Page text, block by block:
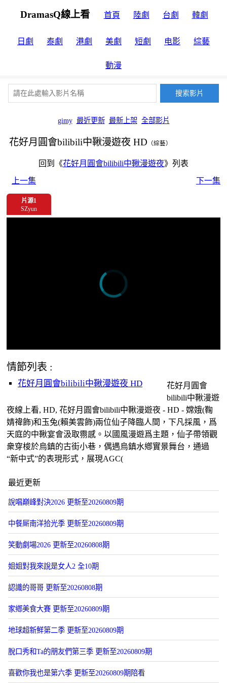
DramasQ線上看 首頁 陸劇 台劇 韓劇
日劇 泰劇 港劇 美劇 短劇 电影 綜藝
動漫
gimy 最近更新 最新上架 全部影片
花好月圓會bilibili中鞦漫遊夜 HD （綜藝）
回到《花好月圓會bilibili中鞦漫遊夜》列表
上一集
下一集
片源1
SZyun
情節列表 :
花好月圓會bilibili中鞦漫遊夜 HD
花好月圓會
bilibili中鞦漫遊
夜線上看, HD, 花好月圓會bilibili中鞦漫遊夜 - HD - 嫦娥(鞠
婧禕飾)和玉兔(賴美雲飾)兩位仙子降臨人間，下凡採風，爲
天庭的中鞦宴會汲取霛感。以國風漫遊爲主題，仙子帶領觀
衆穿梭於烏鎮的古街小巷，偶遇烏鎮水鄕實景舞台，通過
“新中式”的表現形式，展現AGC(
最近更新
說唱巔峰對決2026 更新至20260809期
中餐厛南洋拾光季 更新至20260809期
笑動劇場2026 更新至20260808期
姐姐對我來說是女人2 全10期
認識的哥哥 更新至20260808期
家鄕美食大賽 更新至20260809期
地球超新鮮第二季 更新至20260809期
脫口秀和Ta的朋友們第三季 更新至20260809期
喜歡你我也是第六季 更新至20260809期陪看